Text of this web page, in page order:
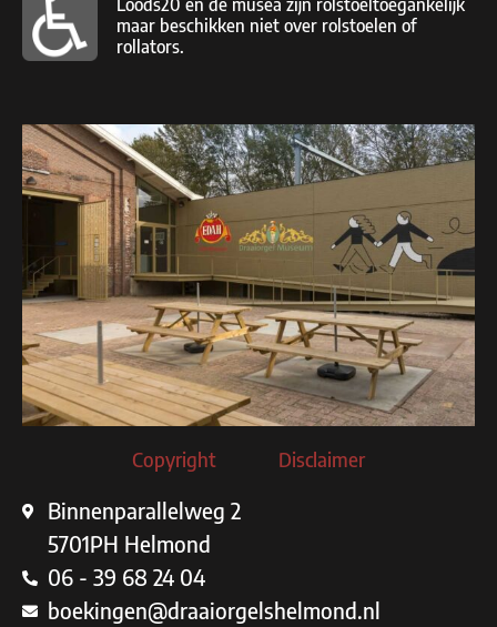
maar beschikken niet over rolstoelen of
rollators.
Copyright Disclaimer
Binnenparallelweg 2
5701PH Helmond
06 - 39 68 24 04
boekingen@draaiorgelshelmond.nl